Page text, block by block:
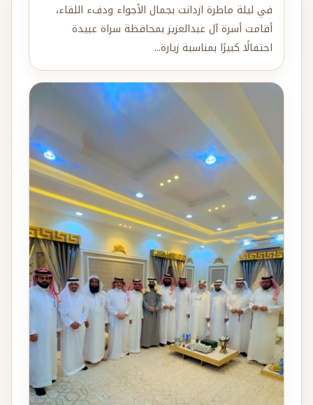
في ليلة ماطرة ازدانت بجمال الأجواء ودفء اللقاء،
أقامت أسرة آل عبدالعزيز بمحافظة سراة عبيدة
احتفالًا كبيرًا بمناسبة زيارة...